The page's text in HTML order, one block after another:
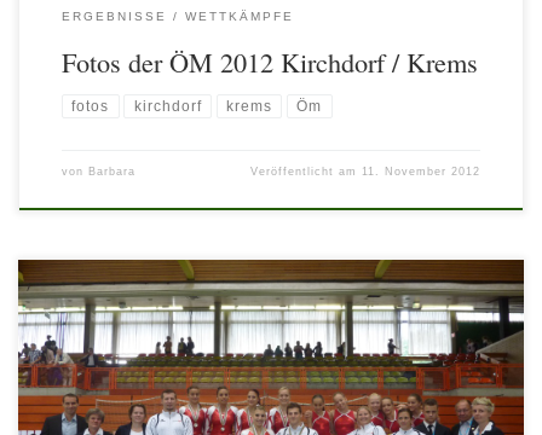
ERGEBNISSE WETTKÄMPFE
Fotos der ÖM 2012 Kirchdorf / Krems
fotos kirchdorf krems Öm
von Barbara Veröffentlicht am 11. November 2012